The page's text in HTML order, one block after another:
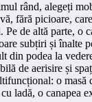
rând, alegeți
fără picioare,
de altă parte, o
subțiri și înalte
din podea la
de aerisire și
o masă
ladă, o canapea